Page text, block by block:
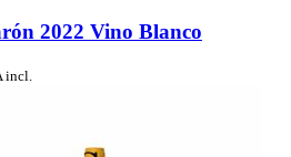
2022 Vino Blanco
incl.